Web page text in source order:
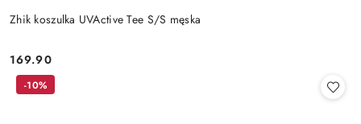
Zhik koszulka UVActive Tee S/S męska
Cena:
169.90
-10%